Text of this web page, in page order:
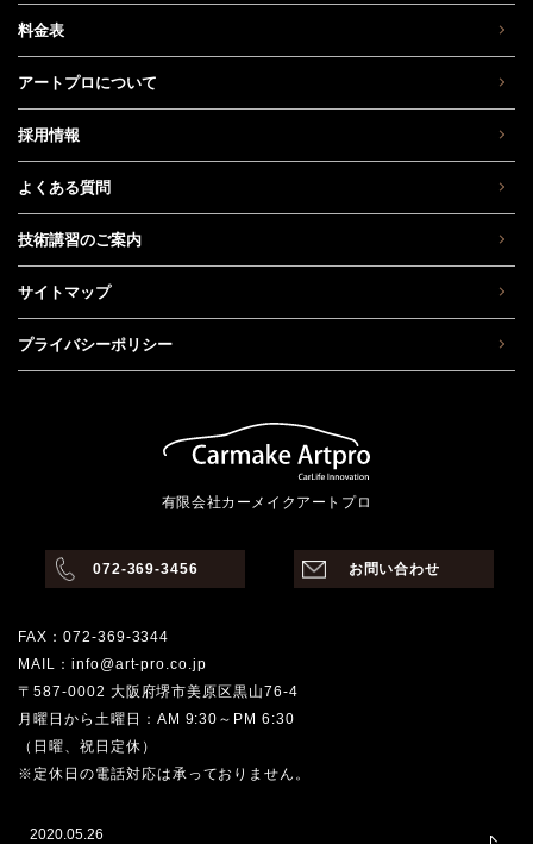
料金表
アートプロについて
採用情報
よくある質問
技術講習のご案内
サイトマップ
プライバシーポリシー
有限会社カーメイクアートプロ
072-369-3456 お問い合わせ
FAX：072-369-3344
MAIL：info@art-pro.co.jp
〒587-0002 大阪府堺市美原区黒山76-4
月曜日から土曜日：AM 9:30～PM 6:30
（日曜、祝日定休）
※定休日の電話対応は承っておりません。
2020.05.26